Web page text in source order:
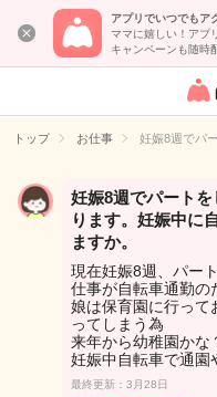
アプリでいつでもア
ママに嬉しい！アプ
キャンペーンも随時
女
イト
トップ お仕事 妊娠8週でパ
妊娠8週でパート
ります。妊娠中に
ますか。
現在妊娠8週、パー
仕事が自転車通勤の
娘は保育園に行って
ってしまう為
来年から幼稚園かな
妊娠中自転車で通園
最終更新：3月28日